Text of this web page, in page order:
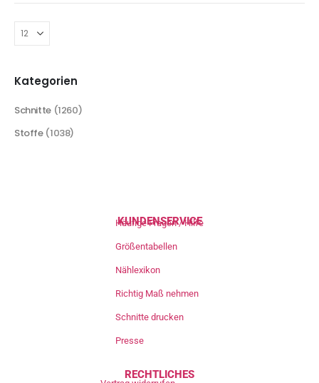
Kategorien
Schnitte (1260)
Stoffe (1038)
KUNDENSERVICE
Häufige Fragen / Hilfe
Größentabellen
Nählexikon
Richtig Maß nehmen
Schnitte drucken
Presse
RECHTLICHES